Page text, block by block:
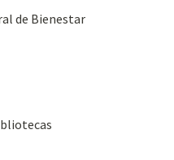
de Bienestar